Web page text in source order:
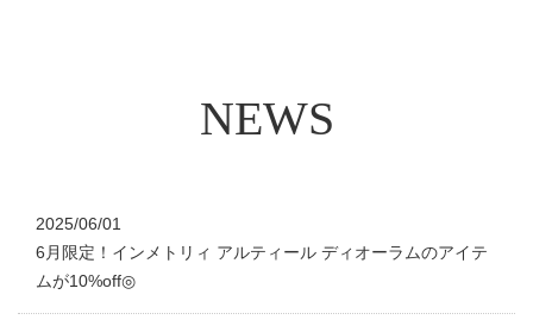
NEWS
2025/06/01
6月限定！インメトリィ アルティール ディオーラムのアイテ
ムが10%off◎